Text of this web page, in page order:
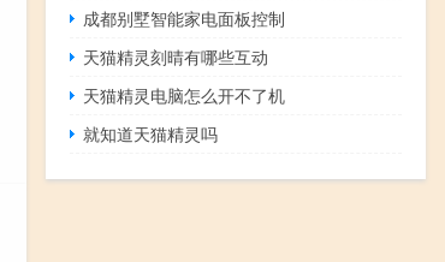
成都别墅智能家电面板控制
天猫精灵刻晴有哪些互动
天猫精灵电脑怎么开不了机
就知道天猫精灵吗